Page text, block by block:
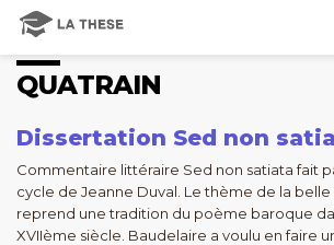
QUATRAIN
Dissertation Sed non
Commentaire littéraire Sed non satiata fait
cycle de Jeanne Duval. Le thème de la belle
reprend une tradition du poème baroque
XVIIème siècle. Baudelaire a voulu en faire